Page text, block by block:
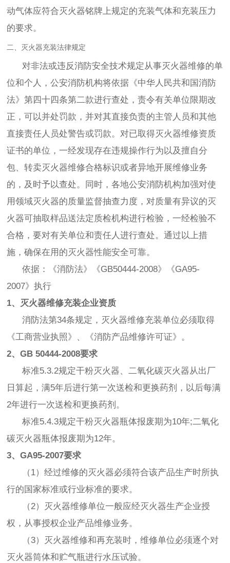
动气体应符合灭火器铭牌上规定的充装气体和充装压力
的要求。
二、灭火器充装法律规定
对非法或违反消防安全技术规定从事灭火器维修的单
位和个人，公安消防机构将依据《中华人民共和国消防
法》第四十四条第二款进行查处，责令有关单位限期改
正，可以并处罚款，并对其直接负责的主管人员和其他
直接责任人员处警告或罚款。对已取得灭火器维修资质
证书的单位，一经发现存在违规操作行为以及擅自分
包、转卖灭火器维修合格标识或者异地开展维修业务
的，及时予以查处。同时，各地公安消防机构加强对使
用领域灭火器的质量监督抽查力度，对质量有异议的灭
火器可抽取样品送法定质检机构进行检验，一经检验不
合格，要对有关单位和责任人进行查处。通过以上措
施，确保在用的灭火器性能安全可靠。
依据：《消防法》《GB50444-2008》《GA95-
2007》执行
1、灭火器维修充装企业资质
消防法第34条规定，灭火器维修充装单位必须取得
《工商营业执照》、《消防产品维修许可证》。
2、GB 50444-2008要求
标准5.3.2规定干粉灭火器、二氧化碳灭火器从出厂
日算起，满5年后进行第一次送检和更换药剂，以后每满
2年进行一次送检和更换药剂。
标准5.4.3规定干粉灭火器瓶体报废期为10年;二氧化
碳灭火器瓶体报废期为12年。
3、GA95-2007要求
（1）经过维修的灭火器必须符合该产品生产时所执
行的国家标准或行业标准的要求。
（2）灭火器维修单位一般应经灭火器生产企业授
权，从事授权企业产品维修业务。
（3）灭火器维修和再充装时，维修单位必须逐个对
灭火器筒体和贮气瓶进行水压试验。